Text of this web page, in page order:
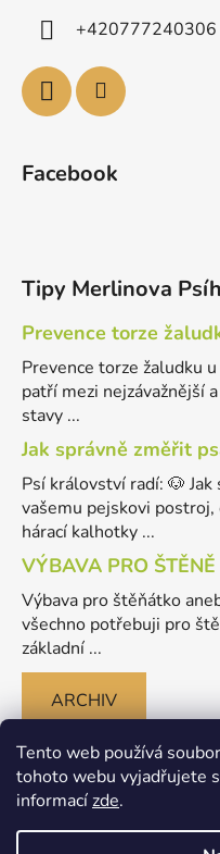
Tento web používá
tohoto webu vyjadřujete
informacízde.
+420777240306
Facebook
Tipy Merlinova
Prevence torze
Prevence torze žaludku
patří mezi nejzávažnější
stavy ...
Jak správně změřit
Psí království radí: 🐶
vašemu pejskovi
hárací kalhotky ...
VÝBAVA PRO ŠTĚNĚ
Výbava pro štěňátko
všechno potřebuji pro
základní ...
ARCHIV